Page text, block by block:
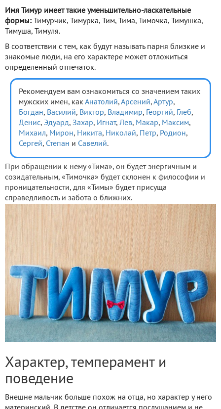
Имя Тимур имеет такие уменьшительно-ласкательные
формы: Тимурчик, Тимурка, Тим, Тима, Тимочка, Тимушка,
Тимуша, Тимуля.
В соответствии с тем, как будут называть парня близкие и
знакомые люди, на его характере может отложиться
определенный отпечаток.
Рекомендуем вам ознакомиться со значением таких
мужских имен, как Анатолий, Арсений, Артур,
Богдан, Василий, Виктор, Владимир, Георгий, Глеб,
Денис, Эдуард, Захар, Игнат, Лев, Макар, Максим,
Михаил, Мирон, Никита, Николай, Петр, Родион,
Сергей, Степан и Савелий.
При обращении к нему «Тима», он будет энергичным и
созидательным, «Тимочка» будет склонен к философии и
проницательности, для «Тимы» будет присуща
справедливость и забота о ближних.
Характер, темперамент и
поведение
Внешне мальчик больше похож на отца, но характер у него